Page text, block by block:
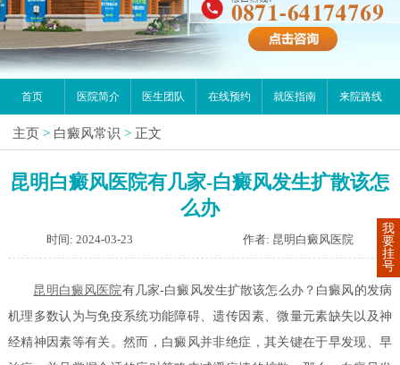
首页 医院简介 医生团队 在线预约 就医指南 来院路线
主页 > 白癜风常识 > 正文
昆明白癜风医院有几家-白癜风发生扩散该怎
么办
时间: 2024-03-23 作者: 昆明白癜风医院
昆明白癜风医院有几家-白癜风发生扩散该怎么办？白癜风的发病
机理多数认为与免疫系统功能障碍、遗传因素、微量元素缺失以及神
经精神因素等有关。然而，白癜风并非绝症，其关键在于早发现、早
我
要
挂
号